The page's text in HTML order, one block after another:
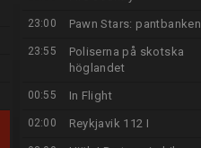
23:00 Pawn Stars: pantbanken
23:55
Poliserna på skotska
höglandet
00:55 In Flight
02:00 Reykjavik 112 I